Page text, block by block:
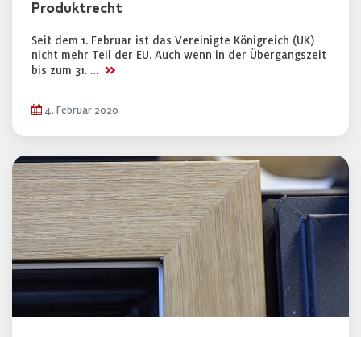
Produktrecht
Seit dem 1. Februar ist das Vereinigte Königreich (UK)
nicht mehr Teil der EU. Auch wenn in der Übergangszeit
bis zum 31. … >>
4. Februar 2020